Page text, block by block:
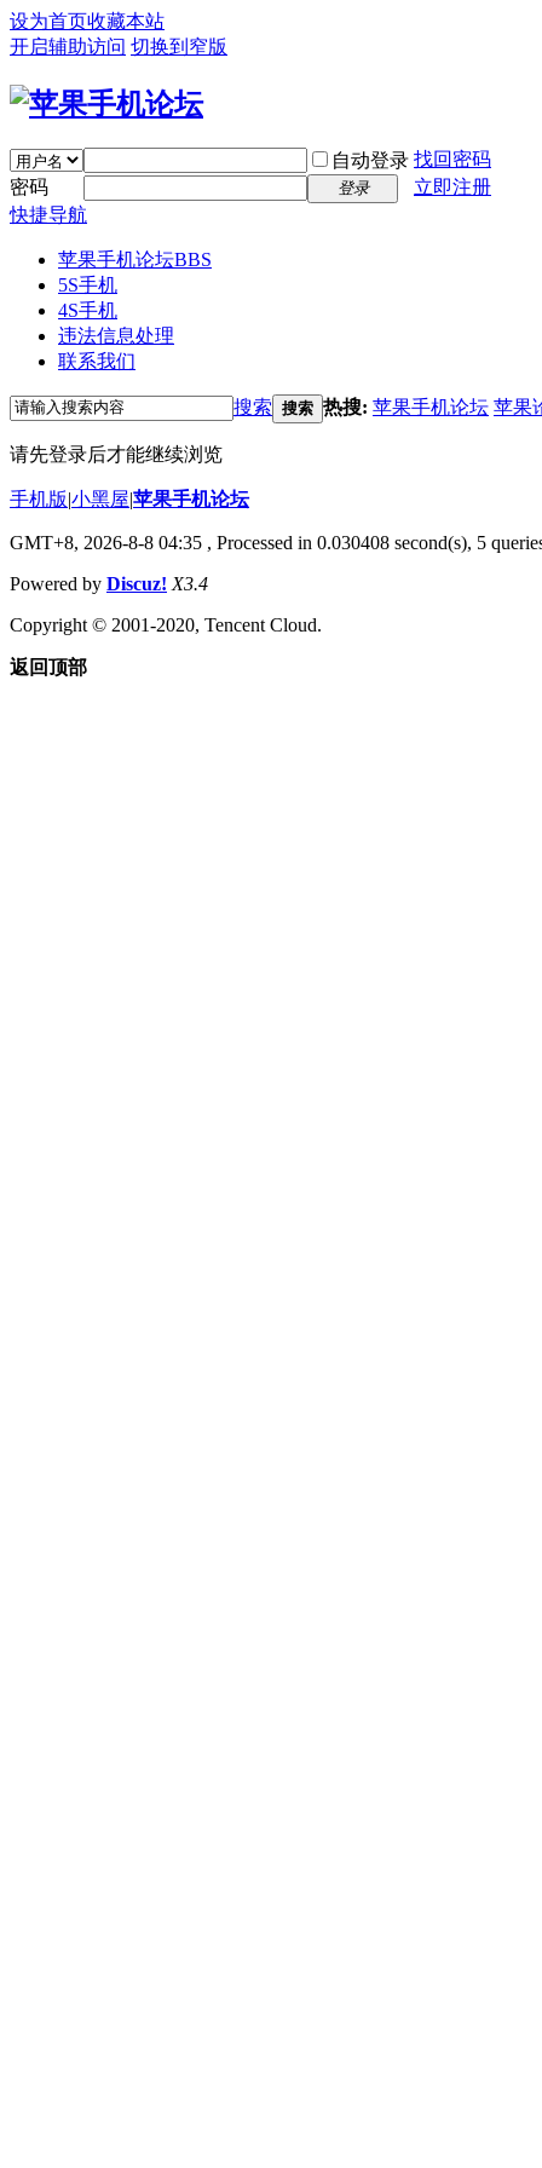
设为首页收藏本站
开启辅助访问 切换到窄版
自动登录 找回密码
密码
登录
立即注册
快捷导航
苹果手机论坛BBS
5S手机
4S手机
违法信息处理
联系我们
搜索 搜索 热搜: 苹果手机论坛 苹果
请先登录后才能继续浏览
手机版|小黑屋|苹果手机论坛
GMT+8, 2026-8-8 04:35 , Processed in 0.030408 second(s), 5
Powered by Discuz! X3.4
Copyright © 2001-2020, Tencent Cloud.
返回顶部